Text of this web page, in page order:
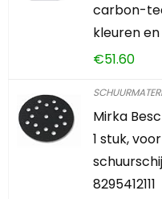
carbon-
kleuren
€51.60
Mirka
1 stuk,
8295412111